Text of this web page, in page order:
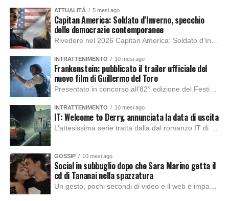
ATTUALITÀ 5 mesi ago
Capitan America: Soldato d’Inverno, specchio
delle democrazie contemporanee
INTRATTENIMENTO 10 mesi ago
Frankenstein: pubblicato il trailer ufficiale del
nuovo film di Guillermo del Toro
INTRATTENIMENTO 10 mesi ago
IT: Welcome to Derry, annunciata la data di uscita
GOSSIP 10 mesi ago
Social in subbuglio dopo che Sara Marino getta il
cd di Tananai nella spazzatura